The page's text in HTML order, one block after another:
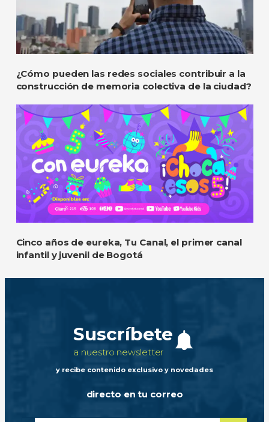
¿Cómo pueden las redes sociales contribuir a la
construcción de memoria colectiva de la ciudad?
Cinco años de eureka, Tu Canal, el primer canal
infantil y juvenil de Bogotá
Suscríbete
a nuestro newsletter
y recibe contenido exclusivo y novedades
directo en tu correo